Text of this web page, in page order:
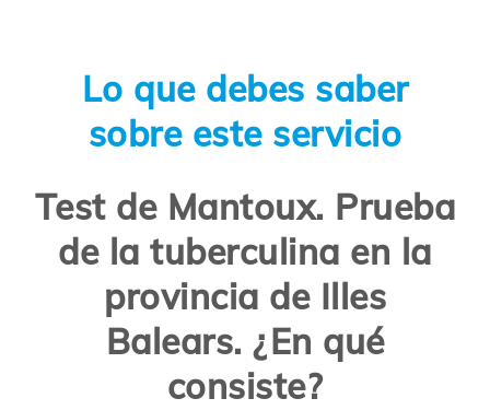
Lo que debes saber
sobre este servicio
Test de Mantoux. Prueba
de la tuberculina en la
provincia de Illes
Balears. ¿En qué
consiste?